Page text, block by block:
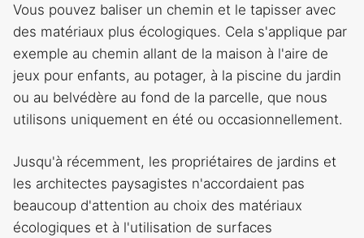
Vous pouvez baliser un chemin et le tapisser avec
des matériaux plus écologiques. Cela s'applique par
exemple au chemin allant de la maison à l'aire de
jeux pour enfants, au potager, à la piscine du jardin
ou au belvédère au fond de la parcelle, que nous
utilisons uniquement en été ou occasionnellement.
Jusqu'à récemment, les propriétaires de jardins et
les architectes paysagistes n'accordaient pas
beaucoup d'attention au choix des matériaux
écologiques et à l'utilisation de surfaces